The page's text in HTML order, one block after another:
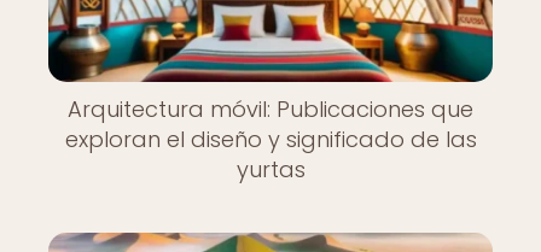
Arquitectura móvil: Publicaciones que
exploran el diseño y significado de las
yurtas